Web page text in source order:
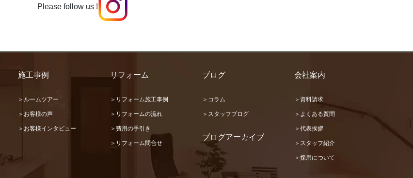
Please follow us !
施工事例
＞ルームツアー
＞お客様の声
＞お客様インタビュー
リフォーム
＞リフォーム施工事例
＞リフォームの流れ
＞費用の手引き
＞リフォーム問合せ
ブログ
＞コラム
＞スタッフブログ
ブログアーカイブ
2026 (22)
2025 (31)
2024 (36)
2023 (46)
会社案内
＞資料請求
＞よくある質問
＞代表挨拶
＞スタッフ紹介
＞採用について